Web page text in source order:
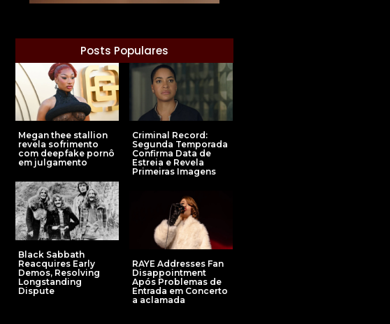
Posts Populares
Megan thee stallion
revela sofrimento
com deepfake pornô
em julgamento
Criminal Record:
Segunda Temporada
Confirma Data de
Estreia e Revela
Primeiras Imagens
Black Sabbath
Reacquires Early
Demos, Resolving
Longstanding
Dispute
RAYE Addresses Fan
Disappointment
Após Problemas de
Entrada em Concerto
a aclamada